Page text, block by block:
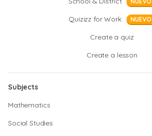
Quizizz for Work NUEVO
Create a quiz
Create a lesson
Subjects
Mathematics
Social Studies